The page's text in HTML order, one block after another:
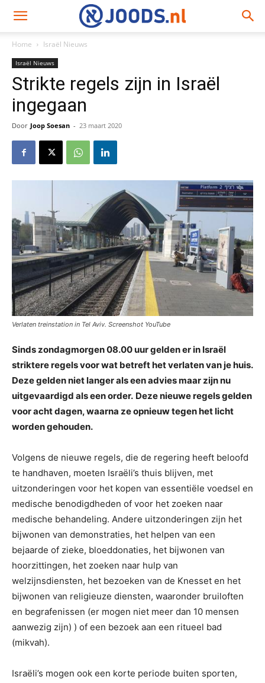
Home Israël Nieuws
Israël Nieuws
Strikte regels zijn in Israël
ingegaan
Door Joop Soesan - 23 maart 2020
Verlaten treinstation in Tel Aviv. Screenshot YouTube
Sinds zondagmorgen 08.00 uur gelden er in Israël
striktere regels voor wat betreft het verlaten van je huis.
Deze gelden niet langer als een advies maar zijn nu
uitgevaardigd als een order. Deze nieuwe regels gelden
voor acht dagen, waarna ze opnieuw tegen het licht
worden gehouden.
Volgens de nieuwe regels, die de regering heeft beloofd
te handhaven, moeten Israëli’s thuis blijven, met
uitzonderingen voor het kopen van essentiële voedsel en
medische benodigdheden of voor het zoeken naar
medische behandeling. Andere uitzonderingen zijn het
bijwonen van demonstraties, het helpen van een
bejaarde of zieke, bloeddonaties, het bijwonen van
hoorzittingen, het zoeken naar hulp van
welzijnsdiensten, het bezoeken van de Knesset en het
bijwonen van religieuze diensten, waaronder bruiloften
en begrafenissen (er mogen niet meer dan 10 mensen
aanwezig zijn) ) of een bezoek aan een ritueel bad
(mikvah).
Israëli’s mogen ook een korte periode buiten sporten,